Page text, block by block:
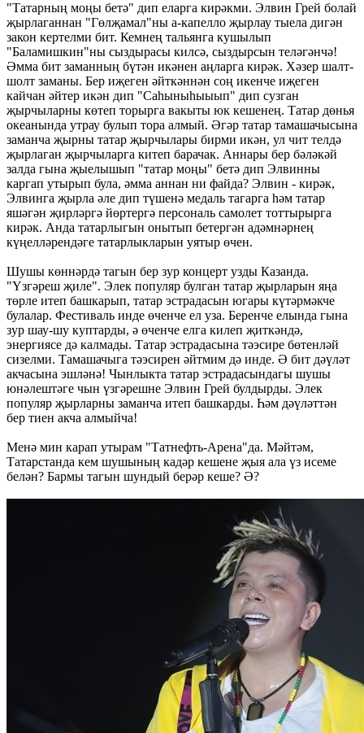
"Татарның моңы бетә" дип еларга кирәкми. Элвин Грей болай
җырлаганнан "Гөлҗамал"ны а-капелло җырлау тыела дигән
закон кертелми бит. Кемнең тальянга кушылып
"Баламишкин"ны сыздырасы килсә, сыздырсын теләгәнчә!
Әмма бит заманның бүтән икәнен аңларга кирәк. Хәзер шалт-
шолт заманы. Бер иҗеген әйткәннән соң икенче иҗеген
кайчан әйтер икән дип "Саһыныһыыып" дип сузган
җырчыларны көтеп торырга вакыты юк кешенең. Татар дөнья
океанында утрау булып тора алмый. Әгәр татар тамашачысына
заманча җырны татар җырчылары бирми икән, ул чит телдә
җырлаган җырчыларга китеп барачак. Аннары бер бәләкәй
залда гына җыелышып "татар моңы" бетә дип Элвинны
каргап утырып була, әмма аннан ни файда? Элвин - кирәк,
Элвинга җырла әле дип түшенә медаль тагарга һәм татар
яшәгән җирләргә йөртергә персональ самолет тоттырырга
кирәк. Анда татарлыгын онытып бетергән адәмнәрнең
күңелләрендәге татарлыкларын уятыр өчен.
Шушы көннәрдә тагын бер зур концерт узды Казанда.
"Үзгәреш җиле". Элек популяр булган татар җырларын яңа
төрле итеп башкарып, татар эстрадасын югары күтәрмәкче
булалар. Фестиваль инде өченче ел уза. Беренче елында гына
зур шау-шу куптарды, ә өченче елга килеп җиткәндә,
энергиясе дә калмады. Татар эстрадасына тәэсире бөтенләй
сизелми. Тамашачыга тәэсирен әйтмим дә инде. Ә бит дәүләт
акчасына эшләнә! Чынлыкта татар эстрадасындагы шушы
юнәлештәге чын үзгәрешне Элвин Грей булдырды. Элек
популяр җырларны заманча итеп башкарды. Һәм дәүләттән
бер тиен акча алмыйча!
Менә мин карап утырам "Татнефть-Арена"да. Мәйтәм,
Татарстанда кем шушының кадәр кешене җыя ала үз исеме
белән? Бармы тагын шундый берәр кеше? Ә?